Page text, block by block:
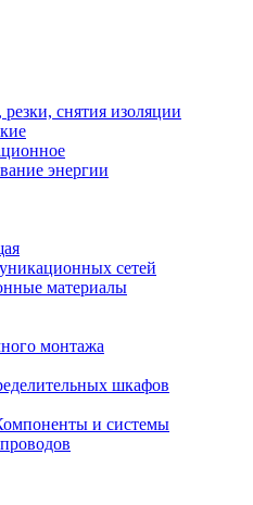
снятия изоляции
энергии
сетей
материалы
монтажа
шкафов
и системы